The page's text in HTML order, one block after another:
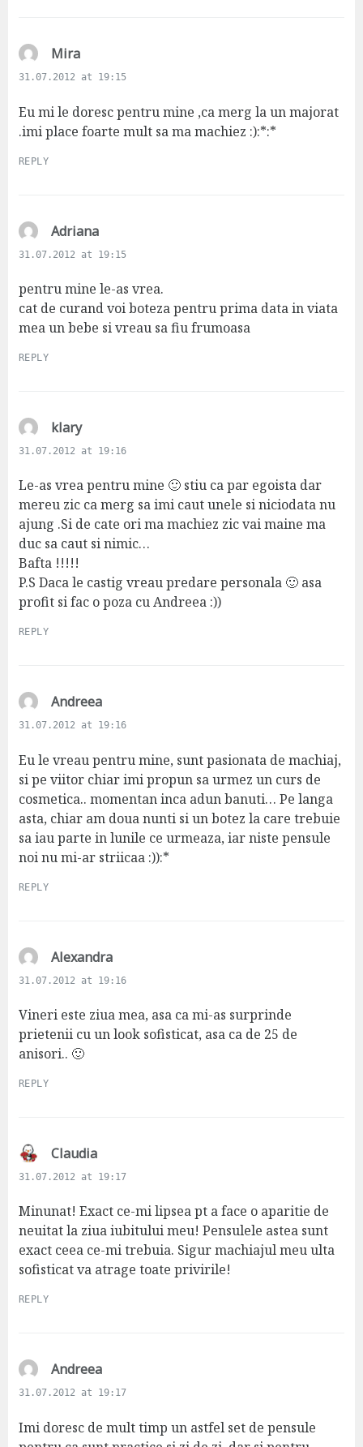
Miras
a
s
31.07.2012 at 19:15
Eu mi le doresc pentru mine ,ca merg la un majorat
.imi place foarte mult sa ma machiez :):*:*
REPLY
Adrianas
a
s
:
31.07.2012 at 19:15
pentru mine le-as vrea.
cat de curand voi boteza pentru prima data in viata
mea un bebe si vreau sa fiu frumoasa
REPLY
klarys
a
s
31.07.2012 at 19:16
Le-as vrea pentru mine 🙂 stiu ca par egoista dar
mereu zic ca merg sa imi caut unele si niciodata nu
ajung .Si de cate ori ma machiez zic vai maine ma
duc sa caut si nimic…
Bafta !!!!!
P.S Daca le castig vreau predare personala 🙂 asa
profit si fac o poza cu Andreea :))
REPLY
Andreeas
a
s
:
31.07.2012 at 19:16
Eu le vreau pentru mine, sunt pasionata de machiaj,
si pe viitor chiar imi propun sa urmez un curs de
cosmetica.. momentan inca adun banuti… Pe langa
asta, chiar am doua nunti si un botez la care trebuie
sa iau parte in lunile ce urmeaza, iar niste pensule
noi nu mi-ar striicaa :)):*
REPLY
Alexandras
a
s
:
31.07.2012 at 19:16
Vineri este ziua mea, asa ca mi-as surprinde
prietenii cu un look sofisticat, asa ca de 25 de
anisori.. 🙂
REPLY
Claudias
a
s
:
31.07.2012 at 19:17
Minunat! Exact ce-mi lipsea pt a face o aparitie de
neuitat la ziua iubitului meu! Pensulele astea sunt
exact ceea ce-mi trebuia. Sigur machiajul meu ulta
sofisticat va atrage toate privirile!
REPLY
Andreeas
a
s
31.07.2012 at 19:17
Imi doresc de mult timp un astfel set de pensule